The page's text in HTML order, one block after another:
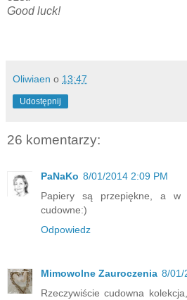
Good luck!
Oliwiaen o 13:47
Udostępnij
26 komentarzy:
PaNaKo 8/01/2014 2:09 PM
Papiery są przepiękne, a w
cudowne:)
Odpowiedz
Mimowolne Zauroczenia 8/01/
Rzeczywiście cudowna